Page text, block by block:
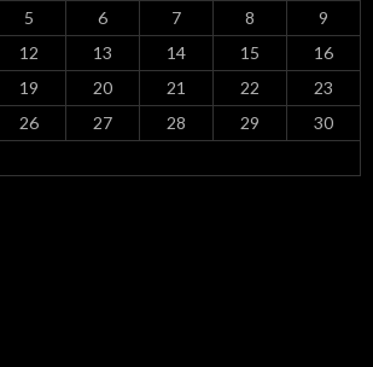
5 6 7 8
9
12 13 14 15
16
19 20 21 22
23
26 27 28 29
30